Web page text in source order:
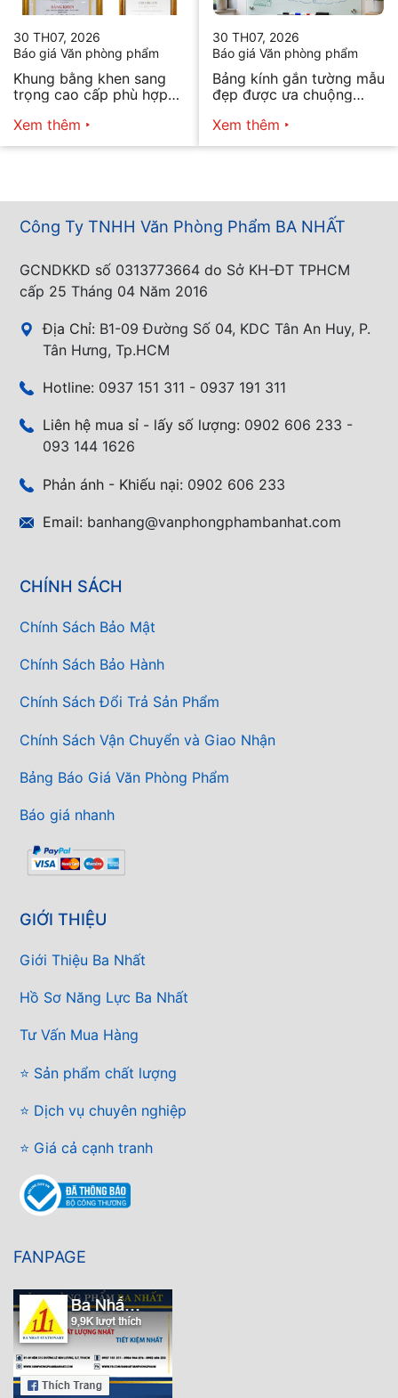
30 TH07, 2026
Báo giá Văn phòng phẩm
Khung bằng khen sang
trọng cao cấp phù hợp
Xem thêm
30 TH07, 2026
Báo giá Văn phòng phẩm
Bảng kính gắn tường mẫu
đẹp được ưa chuộng
Xem thêm
Công Ty TNHH Văn Phòng Phẩm BA NHẤT
GCNDKKD số 0313773664 do Sở KH-ĐT TPHCM
cấp 25 Tháng 04 Năm 2016
Địa Chỉ: B1-09 Đường Số 04, KDC Tân An Huy, P.
Tân Hưng, Tp.HCM
Hotline: 0937 151 311 - 0937 191 311
Liên hệ mua sỉ - lấy số lượng: 0902 606 233 -
093 144 1626
Phản ánh - Khiếu nại: 0902 606 233
Email: banhang@vanphongphambanhat.com
CHÍNH SÁCH
Chính Sách Bảo Mật
Chính Sách Bảo Hành
Chính Sách Đổi Trả Sản Phẩm
Chính Sách Vận Chuyển và Giao Nhận
Bảng Báo Giá Văn Phòng Phẩm
Báo giá nhanh
GIỚI THIỆU
Giới Thiệu Ba Nhất
Hồ Sơ Năng Lực Ba Nhất
Tư Vấn Mua Hàng
⭐ Sản phẩm chất lượng
⭐ Dịch vụ chuyên nghiệp
⭐ Giá cả cạnh tranh
FANPAGE